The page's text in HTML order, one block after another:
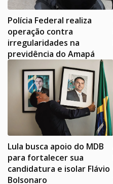
Polícia Federal realiza
operação contra
irregularidades na
previdência do Amapá
Lula busca apoio do MDB
para fortalecer sua
candidatura e isolar Flávio
Bolsonaro